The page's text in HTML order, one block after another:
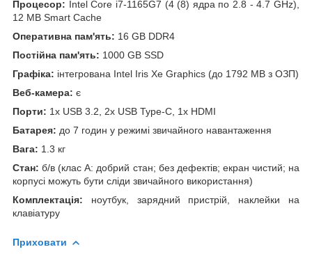
Процесор: Intel Core i7-1165G7 (4 (8) ядра по 2.8 - 4.7 GHz),
12 MB Smart Cache
Оперативна пам'ять: 16 GB DDR4
Постійна пам'ять: 1000 GB SSD
Графіка: інтегрована Intel Iris Xe Graphics (до 1792 MB з ОЗП)
Веб-камера: є
Порти: 1x USB 3.2, 2x USB Type-C, 1x HDMI
Батарея: до 7 годин у режимі звичайного навантаження
Вага: 1.3 кг
Стан: б/в (клас А: добрий стан; без дефектів; екран чистий; на
корпусі можуть бути сліди звичайного використання)
Комплектація: ноутбук, зарядний пристрій, наклейки на
клавіатуру
Приховати